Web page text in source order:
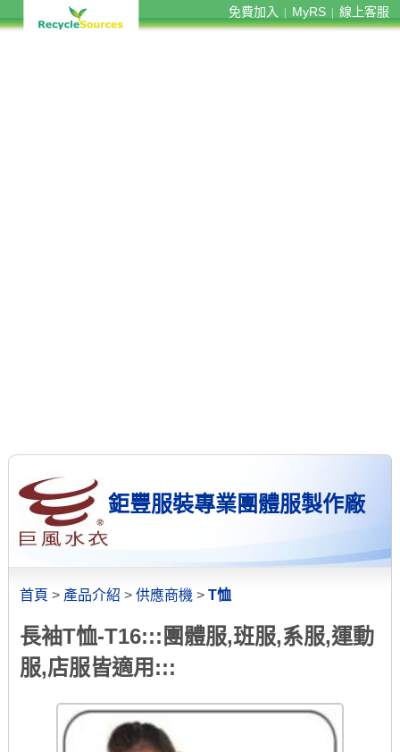
免費加入 MyRS 線上客服
鉅豐服裝專業團體服製作廠
首頁 > 產品介紹 > 供應商機 > T恤
長袖T恤-T16:::團體服,班服,系服,運動
服,店服皆適用:::